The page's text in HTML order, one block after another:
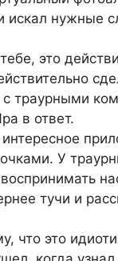
нужные
это
траурными
в ответ.
У
тучи и
что это